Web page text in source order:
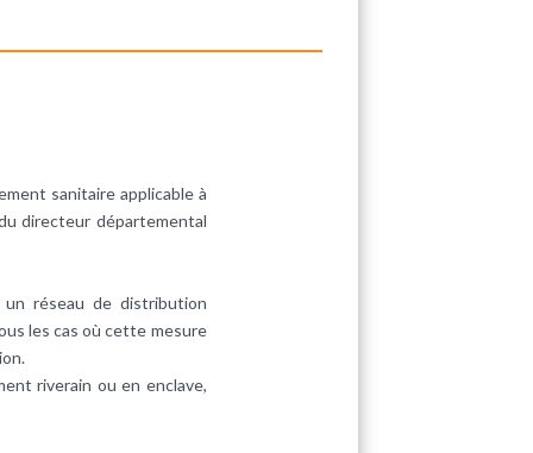
sanitaire applicable à
directeur départemental
un réseau de distribution
les cas où cette mesure
riverain ou en enclave,